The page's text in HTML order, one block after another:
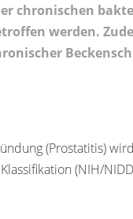
chronischen
werden.
(Prostatitis)
(NIH/